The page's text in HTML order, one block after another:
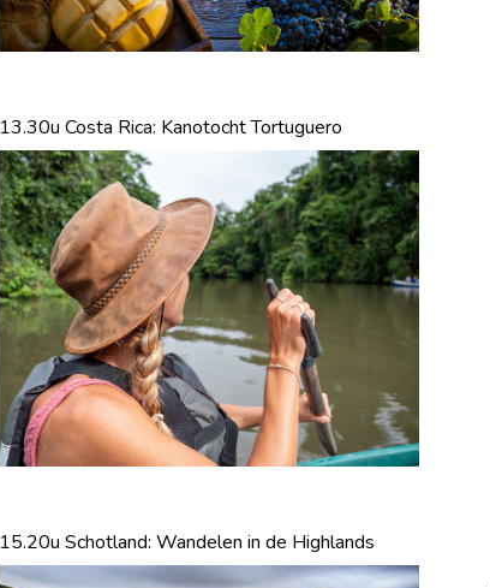
13.30u Costa Rica: Kanotocht Tortuguero
15.20u Schotland: Wandelen in de Highlands